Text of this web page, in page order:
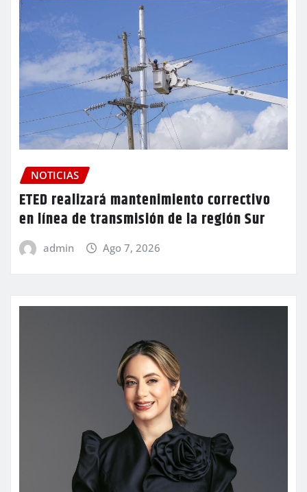
NOTICIAS
ETED realizará mantenimiento correctivo
en línea de transmisión de la región Sur
admin Ago 7, 2026